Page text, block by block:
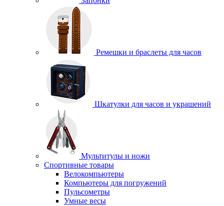
Ремешки и браслеты для часов
Шкатулки для часов и украшений
Мультитулы и ножи
Спортивные товары
Велокомпьютеры
Компьютеры для погружений
Пульсометры
Умные весы